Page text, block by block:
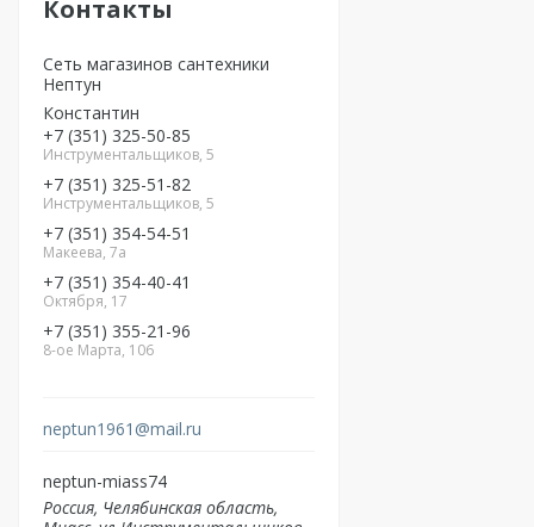
Контакты
Сеть магазинов сантехники
Нептун
Константин
+7 351 325-50-85
Инструментальщиков, 5
+7 351 325-51-82
Инструментальщиков, 5
+7 351 354-54-51
Макеева, 7а
+7 351 354-40-41
Октября, 17
+7 351 355-21-96
8-ое Марта, 106
neptun1961@mail.ru
neptun-miass74
Россия Челябинская область